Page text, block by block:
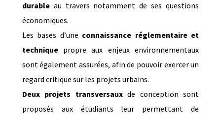
durableau travers notamment de ses questions
économiques.
Les bases d’une connaissance réglementaire et
techniquepropre aux enjeux environnementaux
sont également assurées, afin de pouvoir exercer un
regard critique sur les projets urbains.
Deux projets transversauxde conception sont
proposés aux étudiants leur permettant de